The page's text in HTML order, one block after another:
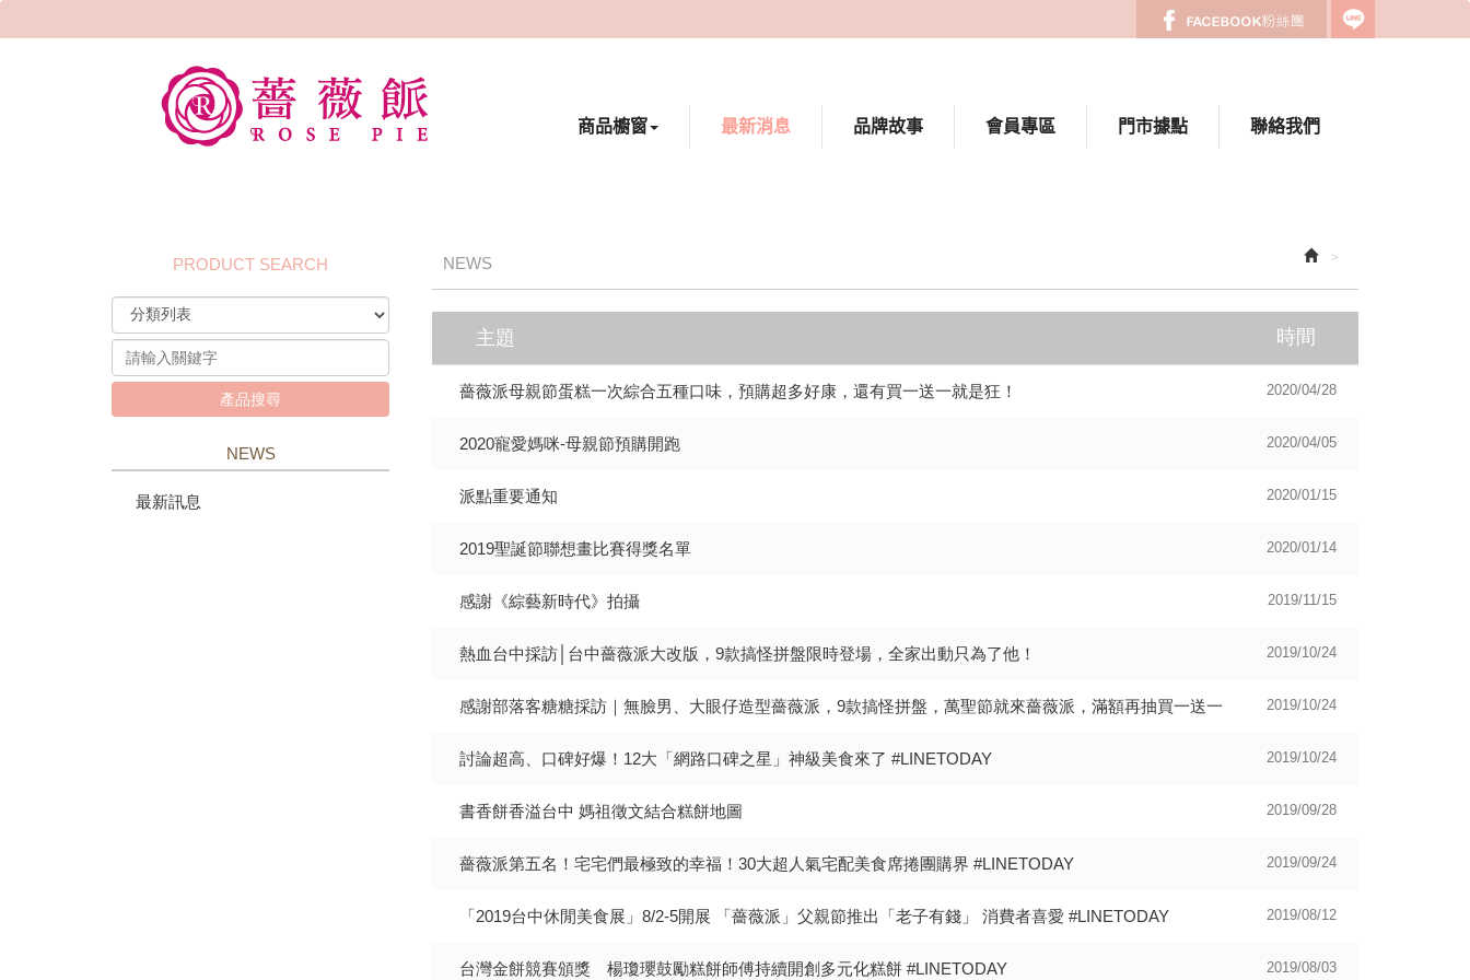
商品櫥窗 最新消息 品牌故事 會員專區 門市據點 聯絡我們
PRODUCT SEARCH
產品搜尋
NEWS
最新訊息
NEWS
主題 時間
薔薇派母親節蛋糕一次綜合五種口味，預購超多好康，還有買一送一就是狂！ 2020/04/28
2020寵愛媽咪-母親節預購開跑 2020/04/05
派點重要通知 2020/01/15
2019聖誕節聯想畫比賽得獎名單 2020/01/14
感謝《綜藝新時代》拍攝 2019/11/15
熱血台中採訪│台中薔薇派大改版，9款搞怪拼盤限時登場，全家出動只為了他！ 2019/10/24
感謝部落客糖糖採訪｜無臉男、大眼仔造型薔薇派，9款搞怪拼盤，萬聖節就來薔薇派，滿額再抽買一送一 2019/10/24
討論超高、口碑好爆！12大「網路口碑之星」神級美食來了 #LINETODAY 2019/10/24
書香餅香溢台中 媽祖徵文結合糕餅地圖 2019/09/28
薔薇派第五名！宅宅們最極致的幸福！30大超人氣宅配美食席捲團購界 #LINETODAY 2019/09/24
「2019台中休閒美食展」8/2-5開展 「薔薇派」父親節推出「老子有錢」 消費者喜愛 #LINETODAY 2019/08/12
台灣金餅競賽頒獎 楊瓊瓔鼓勵糕餅師傅持續開創多元化糕餅 #LINETODAY 2019/08/03